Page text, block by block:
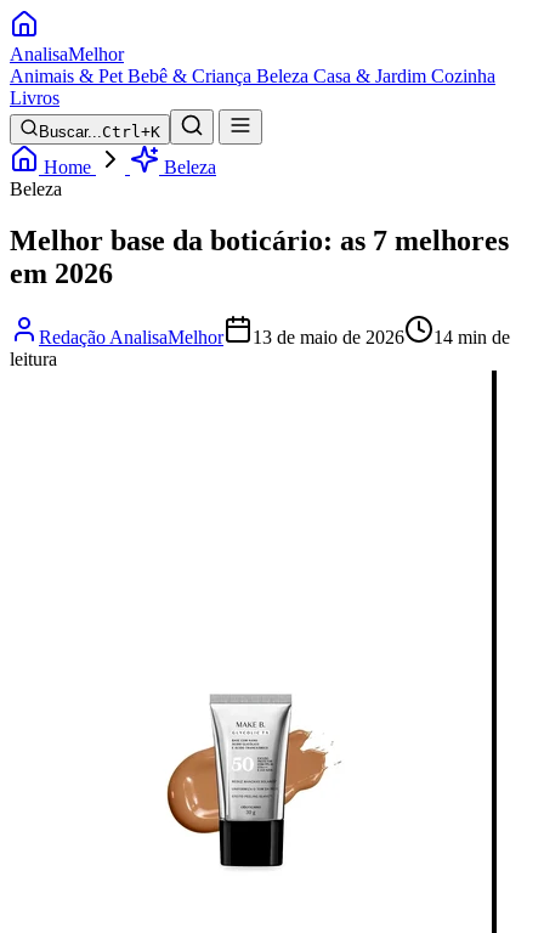
AnalisaMelhor
Animais & Pet Bebê & Criança Beleza Casa & Jardim Cozinha
Livros
Buscar...Ctrl+K
Home
Beleza
Beleza
Melhor base da boticário: as 7 melhores
em 2026
Redação AnalisaMelhor 13 de maio de 2026
14 min de
leitura